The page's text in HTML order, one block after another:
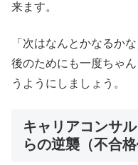
来ます。
「次はなんとかなるか
後のためにも一度ちゃ
うようにしましょう。
キャリアコンサ
らの逆襲（不合格